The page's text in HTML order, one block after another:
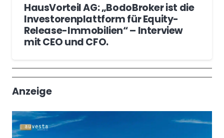
HausVorteil AG: „BodoBroker ist die
Investorenplattform für Equity-
Release-Immobilien“ – Interview
mit CEO und CFO.
Wochenrückblick
Trendthemen
Anzeige